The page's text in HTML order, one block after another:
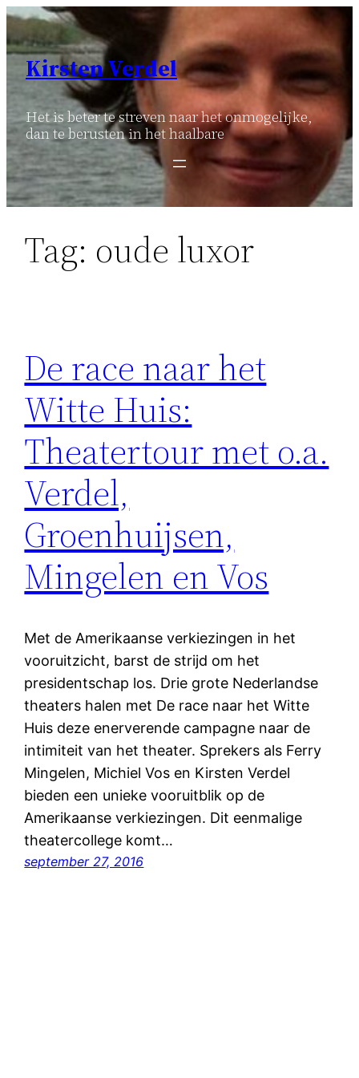
Ga
naar
inhoud
Kirsten Verdel
Het is beter te streven naar het onmogelijke,
dan te berusten in het haalbare
Tag: oude luxor
De race naar het
Witte Huis:
Theatertour met o.a.
Verdel,
Groenhuijsen,
Mingelen en Vos
Met de Amerikaanse verkiezingen in het
vooruitzicht, barst de strijd om het
presidentschap los. Drie grote Nederlandse
theaters halen met De race naar het Witte
Huis deze enerverende campagne naar de
intimiteit van het theater. Sprekers als Ferry
Mingelen, Michiel Vos en Kirsten Verdel
bieden een unieke vooruitblik op de
Amerikaanse verkiezingen. Dit eenmalige
theatercollege komt…
september 27, 2016